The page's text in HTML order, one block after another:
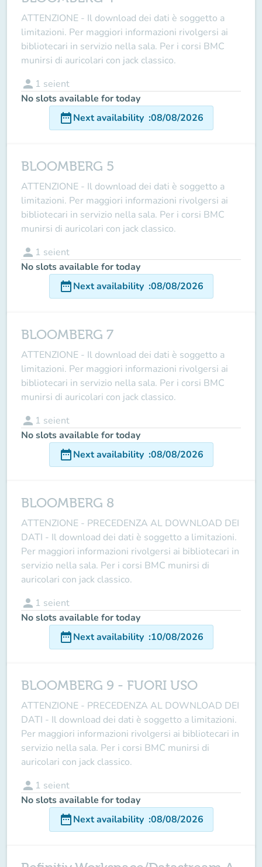
ATTENZIONE - Il download dei dati è soggetto a
limitazioni. Per maggiori informazioni rivolgersi ai
bibliotecari in servizio nella sala. Per i corsi BMC
munirsi di auricolari con jack classico.
person 1 seient
No slots available for today
date_rangeNext availability :08/08/2026
BLOOMBERG 5
ATTENZIONE - Il download dei dati è soggetto a
limitazioni. Per maggiori informazioni rivolgersi ai
bibliotecari in servizio nella sala. Per i corsi BMC
munirsi di auricolari con jack classico.
person 1 seient
No slots available for today
date_rangeNext availability :08/08/2026
BLOOMBERG 7
ATTENZIONE - Il download dei dati è soggetto a
limitazioni. Per maggiori informazioni rivolgersi ai
bibliotecari in servizio nella sala. Per i corsi BMC
munirsi di auricolari con jack classico.
person 1 seient
No slots available for today
date_rangeNext availability :08/08/2026
BLOOMBERG 8
ATTENZIONE - PRECEDENZA AL DOWNLOAD DEI
DATI - Il download dei dati è soggetto a limitazioni.
Per maggiori informazioni rivolgersi ai bibliotecari in
servizio nella sala. Per i corsi BMC munirsi di
auricolari con jack classico.
person 1 seient
No slots available for today
date_rangeNext availability :10/08/2026
BLOOMBERG 9 - FUORI USO
ATTENZIONE - PRECEDENZA AL DOWNLOAD DEI
DATI - Il download dei dati è soggetto a limitazioni.
Per maggiori informazioni rivolgersi ai bibliotecari in
servizio nella sala. Per i corsi BMC munirsi di
auricolari con jack classico.
person 1 seient
No slots available for today
date_rangeNext availability :08/08/2026